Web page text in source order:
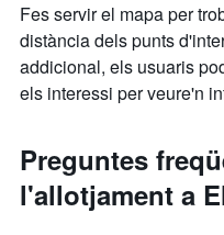
Fes servir el mapa per
distància dels punts
addicional, els usuaris
els interessi per veure'n
Preguntes
l'allotjament a